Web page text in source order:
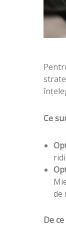
Ce
de
De